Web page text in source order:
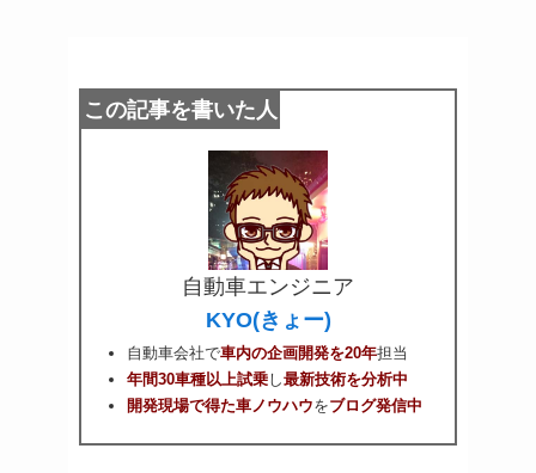
この記事を書いた人
自動車エンジニア
KYO(きょー)
自動車会社で車内の企画開発を20年担当
年間30車種以上試乗し最新技術を分析中
開発現場で得た車ノウハウをブログ発信中